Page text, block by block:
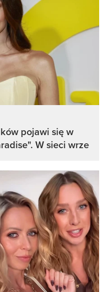
pojawi się w
W sieci wrze